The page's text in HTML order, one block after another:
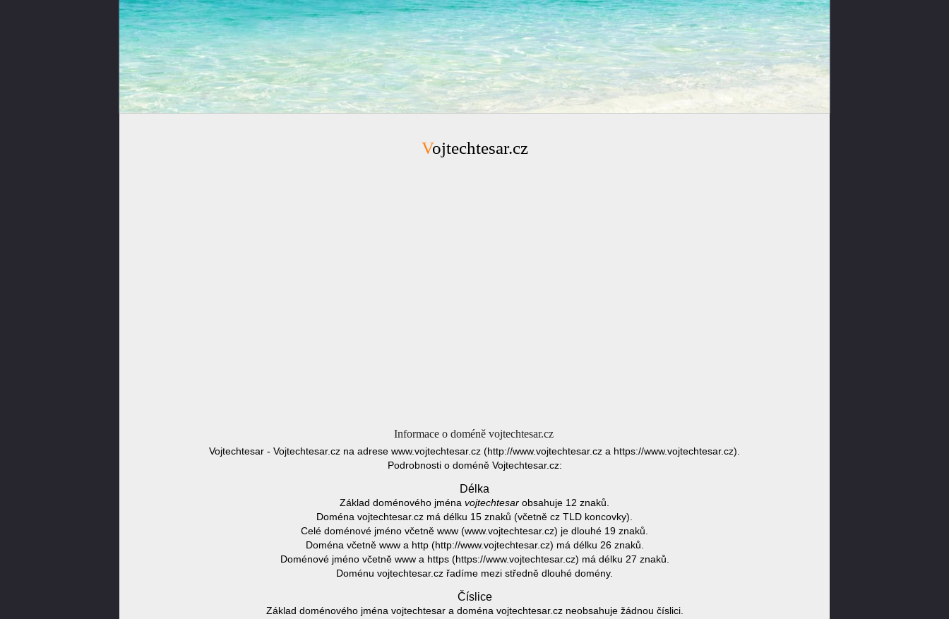
Vojtechtesar.cz
Informace o doméně vojtechtesar.cz
Vojtechtesar - Vojtechtesar.cz na adrese www.vojtechtesar.cz (http://www.vojtechtesar.cz a https://www.vojtechtesar.cz).
Podrobnosti o doméně Vojtechtesar.cz:
Délka
Základ doménového jména vojtechtesar obsahuje 12 znaků.
Doména vojtechtesar.cz má délku 15 znaků (včetně cz TLD koncovky).
Celé doménové jméno včetně www (www.vojtechtesar.cz) je dlouhé 19 znaků.
Doména včetně www a http (http://www.vojtechtesar.cz) má délku 26 znaků.
Doménové jméno včetně www a https (https://www.vojtechtesar.cz) má délku 27 znaků.
Doménu vojtechtesar.cz řadíme mezi středně dlouhé domény.
Číslice
Základ doménového jména vojtechtesar a doména vojtechtesar.cz neobsahuje žádnou číslici.